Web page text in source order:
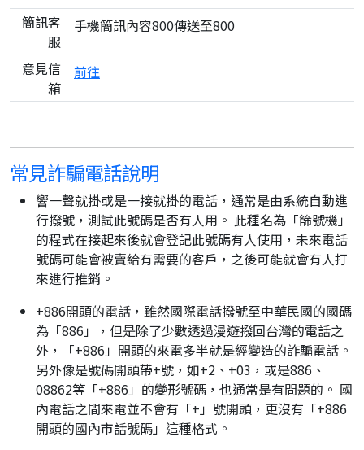
簡訊客
服
手機簡訊內容800傳送至800
意見信
箱
前往
常見詐騙電話說明
響一聲就掛或是一接就掛的電話，通常是由系統自動進
行撥號，測試此號碼是否有人用。 此種名為「篩號機」
的程式在接起來後就會登記此號碼有人使用，未來電話
號碼可能會被賣給有需要的客戶，之後可能就會有人打
來進行推銷。
+886開頭的電話，雖然國際電話撥號至中華民國的國碼
為「886」，但是除了少數透過漫遊撥回台灣的電話之
外，「+886」開頭的來電多半就是經變造的詐騙電話。
另外像是號碼開頭帶+號，如+2、+03，或是886、
08862等「+886」的變形號碼，也通常是有問題的。 國
內電話之間來電並不會有「+」號開頭，更沒有「+886
開頭的國內市話號碼」這種格式。